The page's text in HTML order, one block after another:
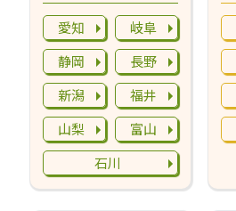
愛知
岐阜
静岡
長野
新潟
福井
山梨
富山
石川